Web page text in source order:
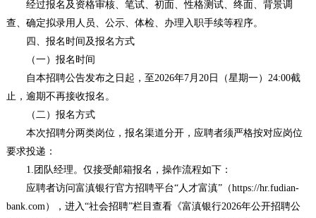
经过报名及资格审核、笔试、初面、性格测试、终面、背景调
查、确定拟录用人员、公示、体检、办理入职手续等程序。
四、报名时间及报名方式
（一）报名时间
自本招聘公告发布之日起，至2026年7月20日（星期一）24:00截
止，逾期不再接收报名。
（二）报名方式
本次招聘分两类岗位，报名渠道分开，应聘者须严格按对应岗位
要求投递：
1.团队经理。仅接受邮箱报名，操作流程如下：
应聘者访问富滇银行官方招聘平台“人才富滇”（https://hr.fudian-
bank.com），进入“社会招聘”栏目查看《富滇银行2026年公开招聘公